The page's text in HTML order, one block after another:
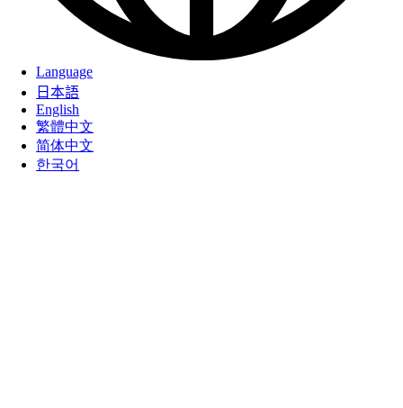
Language
日本語
English
繁體中文
简体中文
한국어